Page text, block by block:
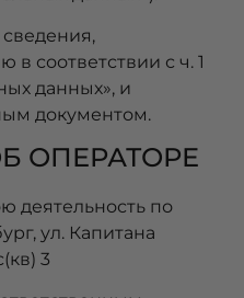
сведения,
соответствии с ч. 1
данных», и
документом.
ОПЕРАТОРЕ
деятельность по
ул. Капитана
3